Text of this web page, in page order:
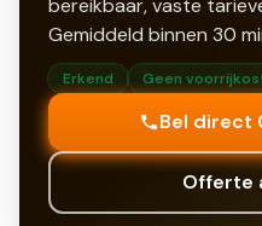
bereikbaar, vaste
Gemiddeld binnen 30
Erkend Geen
Bel direct
Offerte